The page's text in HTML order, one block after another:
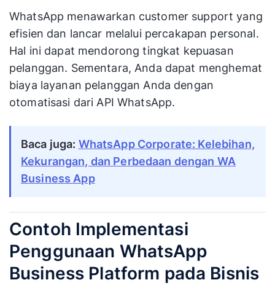
WhatsApp menawarkan customer support yang
efisien dan lancar melalui percakapan personal.
Hal ini dapat mendorong tingkat kepuasan
pelanggan. Sementara, Anda dapat menghemat
biaya layanan pelanggan Anda dengan
otomatisasi dari API WhatsApp.
Baca juga: WhatsApp Corporate: Kelebihan,
Kekurangan, dan Perbedaan dengan WA
Business App
Contoh Implementasi
Penggunaan WhatsApp
Business Platform pada Bisnis